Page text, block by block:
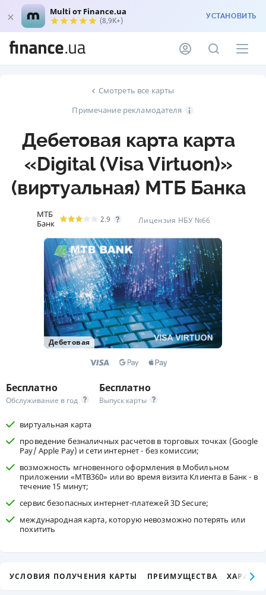
Multi от Finance.ua
(8,9K+) УСТАНОВИТЬ
Смотреть все карты
Примечание рекламодателя
Дебетовая карта карта
«Digital (Visa Virtuon)»
(виртуальная) МТБ Банка
МТБ
Банк
2.9 Лицензия НБУ №66
Дебетовая
Бесплатно
Обслуживание в год
Бесплатно
Выпуск карты
виртуальная карта
проведение безналичных расчетов в торговых точках (Google
Pay/ Apple Pay) и сети интернет - без комиссии;
возможность мгновенного оформления в Мобильном
приложении «МТВ360» или во время визита Клиента в Банк - в
течение 15 минут;
сервис безопасных интернет-платежей 3D Secure;
международная карта, которую невозможно потерять или
похитить
УСЛОВИЯ ПОЛУЧЕНИЯ КАРТЫ ПРЕИМУЩЕСТВА